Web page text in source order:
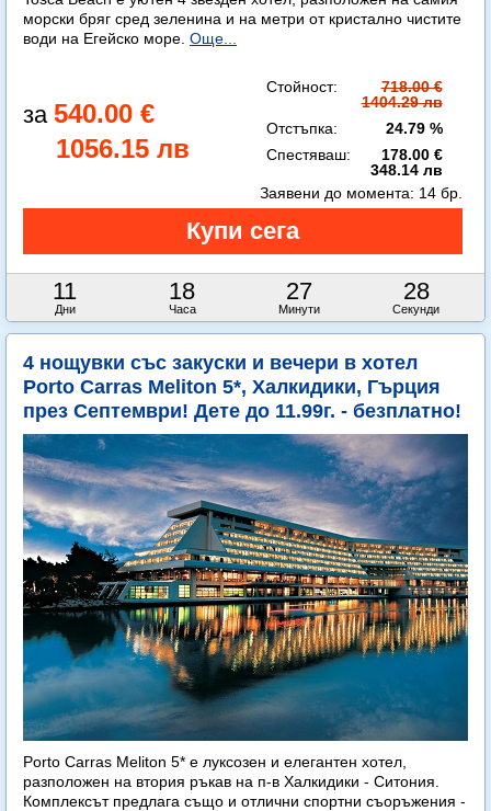
морски бряг сред зеленина и на метри от кристално чистите
води на Егейско море. Още...
540.00 €
1056.15 лв
Стойност:
718.00 €
1404.29 лв
Отстъпка:
24.79 %
Спестяваш:
178.00 €
348.14 лв
11
Дни
18
Часа
27
Минути
26
Секунди
Заявени до момента: 14 бр.
4 нощувки със закуски и вечери в хотел
Porto Carras Meliton 5*, Халкидики, Гърция
през Септември! Дете до 11.99г. - безплатно!
Porto Carras Meliton 5* е луксозен и елегантен хотел,
разположен на втория ръкав на п-в Халкидики - Ситония.
Комплексът предлага също и отлични спортни съоръжения -